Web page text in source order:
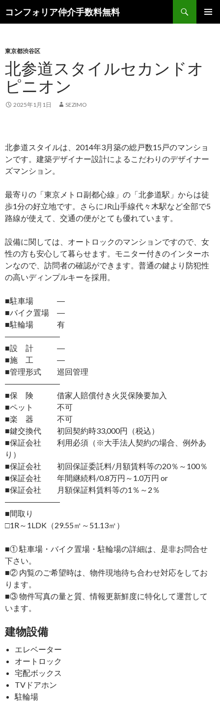
コンフォリア仲介手数料無料
索
ン
ツ
へ
ス
キ
ッ
東京都渋谷区
北参道スタイルセカンドオ
ピニオン
2025年1月1日 SEZIMO
北参道スタイルは、2014年3月築の総戸数15戸のマンショ
ンです。建築デザイナー設計によるこだわりのデザイナー
ズマンション。
最寄りの「東京メトロ副都心線」の「北参道駅」からは徒
歩1分の好立地です。さらにJR山手線代々木駅など全部で5
路線が使えて、交通の便がとても優れています。
設備に関しては、オートロックのマンションですので、女
性の方も安心して暮らせます。モニター付きのインターホ
ンなので、訪問者の確認ができます。普通の鍵より防犯性
の高いディンプルキーを採用。
■駐車場 ―
■バイク置場 ―
■駐輪場 有
―――――――
■設 計 ―
■施 工 ―
■管理形式 巡回管理
―――――――
■保 険 借家人賠償付き火災保険要加入
■ペット 不可
■楽 器 不可
■鍵交換代 初回契約時33,000円（税込）
■保証会社 利用必須（※大手法人契約の場合、例外あ
り）
■保証会社 初回保証委託料/月額賃料等の20％～100％
■保証会社 年間継続料/0.8万円～1.0万円 or
■保証会社 月額保証料賃料等の1％～2％
―――――――
■間取り
□1R～1LDK（29.55㎡～51.13㎡）
■① 駐車場・バイク置場・駐輪場の詳細は、是非お問合せ
下さい。
■② 内覧のご希望時は、物件現地待ち合わせ対応をしてお
ります。
■③ 物件写真の量と質、情報更新鮮度に特化して運営して
います。
建物設備
エレベーター
オートロック
宅配ボックス
TVドアホン
駐輪場